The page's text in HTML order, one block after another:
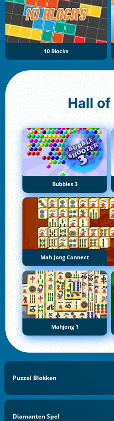
10 Blocks
Hall of
Bubbles 3
Mah Jong Connect
Mahjong 1
Puzzel Blokken
Diamanten Spel